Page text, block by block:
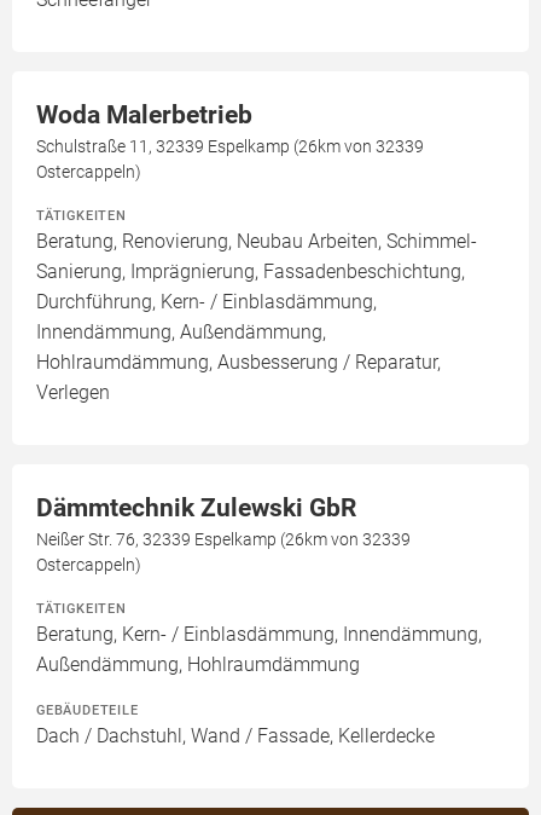
Woda Malerbetrieb
Schulstraße 11, 32339 Espelkamp (26km von 32339
Ostercappeln)
TÄTIGKEITEN
Beratung, Renovierung, Neubau Arbeiten, Schimmel-
Sanierung, Imprägnierung, Fassadenbeschichtung,
Durchführung, Kern- / Einblasdämmung,
Innendämmung, Außendämmung,
Hohlraumdämmung, Ausbesserung / Reparatur,
Verlegen
Dämmtechnik Zulewski GbR
Neißer Str. 76, 32339 Espelkamp (26km von 32339
Ostercappeln)
TÄTIGKEITEN
Beratung, Kern- / Einblasdämmung, Innendämmung,
Außendämmung, Hohlraumdämmung
GEBÄUDETEILE
Dach / Dachstuhl, Wand / Fassade, Kellerdecke